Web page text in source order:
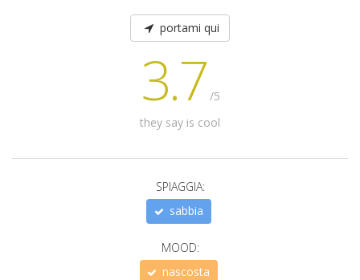
portami qui
3.7 /5
they say is cool
SPIAGGIA:
sabbia
MOOD:
nascosta